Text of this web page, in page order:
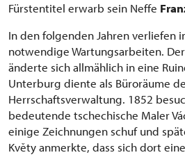
Fürstentitel erwarb sein Neffe
In den folgenden Jahren verliefen
notwendige Wartungsarbeiten.
änderte sich allmählich in eine
Unterburg diente als Büroräume
Herrschaftsverwaltung. 1852
bedeutende tschechische Maler
einige Zeichnungen schuf und
Květy anmerkte, dass sich dort eine